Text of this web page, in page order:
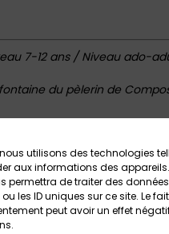
utilisons des technologies
aux informations des
permettra de traiter des
les ID uniques sur ce site. Le
peut avoir un effet
7-12 ans / Niveau ado-
du pèlerin de
de 4 ans (activité peu
infos surLes Archi Kurieux